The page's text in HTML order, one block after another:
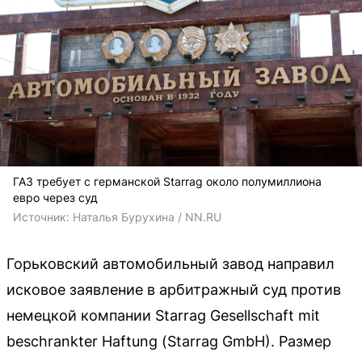
ГАЗ требует с германской Starrag около полумиллиона
евро через суд
Источник: Наталья Бурухина / NN.RU
Горьковский автомобильный завод направил
исковое заявление в арбитражный суд против
немецкой компании Starrag Gesellschaft mit
beschrankter Haftung (Starrag GmbH). Размер